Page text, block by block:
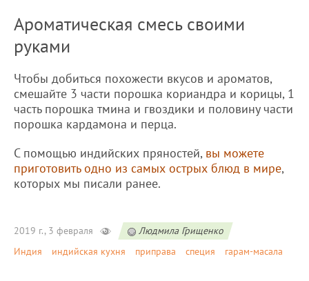
Ароматическая смесь своими
руками
Чтобы добиться похожести вкусов и ароматов,
смешайте 3 части порошка кориандра и корицы, 1
часть порошка тмина и гвоздики и половину части
порошка кардамона и перца.
С помощью индийских пряностей, вы можете
приготовить одно из самых острых блюд в мире,
которых мы писали ранее.
2019 г., 3 февраля
Людмила Грищенко
Индия
индийская кухня приправа специя гарам-масала